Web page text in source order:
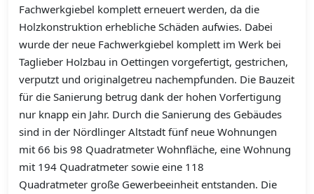
Fachwerkgiebel komplett erneuert werden, da die
Holzkonstruktion erhebliche Schäden aufwies. Dabei
wurde der neue Fachwerkgiebel komplett im Werk bei
Taglieber Holzbau in Oettingen vorgefertigt, gestrichen,
verputzt und originalgetreu nachempfunden. Die Bauzeit
für die Sanierung betrug dank der hohen Vorfertigung
nur knapp ein Jahr. Durch die Sanierung des Gebäudes
sind in der Nördlinger Altstadt fünf neue Wohnungen
mit 66 bis 98 Quadratmeter Wohnfläche, eine Wohnung
mit 194 Quadratmeter sowie eine 118
Quadratmeter große Gewerbeeinheit entstanden. Die